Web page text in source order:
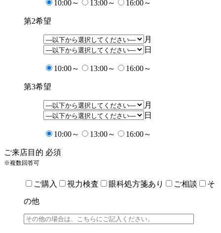
10:00～ 13:00～ 16:00～
第2希望
月
日
10:00～ 13:00～ 16:00～
第3希望
月
日
10:00～ 13:00～ 16:00～
ご来店目的 必須
※複数回答可
ご購入 視力検査 眼科処方箋あり ご相談 そ
の他